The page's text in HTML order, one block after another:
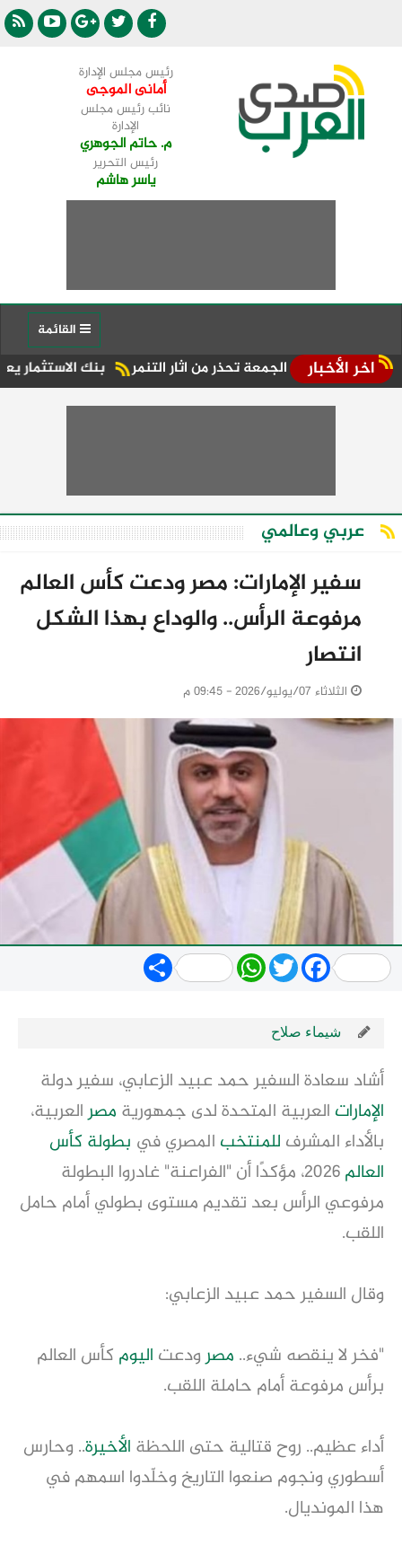
رئيس مجلس الإدارة
أمانى الموجى
نائب رئيس مجلس
الإدارة
م. حاتم الجوهري
رئيس التحرير
ياسر هاشم
اخر الأخبار بنك الاستثمار يعلن نتائج قوية للنصف الأول من الجمعة تحذر من اثار التنمر
عربي وعالمي
سفير الإمارات: مصر ودعت كأس العالم
مرفوعة الرأس.. والوداع بهذا الشكل
انتصار
الثلاثاء 07/يوليو/2026 - 09:45 م
Share WhatsApp
TwitterFacebook
شيماء صلاح
أشاد سعادة السفير حمد عبيد الزعابي، سفير دولة
الإمارات العربية المتحدة لدى جمهورية مصرالعربية،
بالأداء المشرف للمنتخب المصري في بطولة كأس
العالم
2026، مؤكدًا أن "الفراعنة" غادروا البطولة
مرفوعي الرأس بعد تقديم مستوى بطولي أمام حامل
اللقب.
وقال السفير حمد عبيد الزعابي:
"فخر لا ينقصه شيء.. مصرودعت اليوم كأس العالم
برأس مرفوعة أمام حاملة اللقب.
أداء عظيم.. روح قتالية حتى اللحظة الأخيرة.. وحارس
أسطوري ونجوم صنعوا التاريخ وخلّدوا اسمهم في
هذا المونديال.